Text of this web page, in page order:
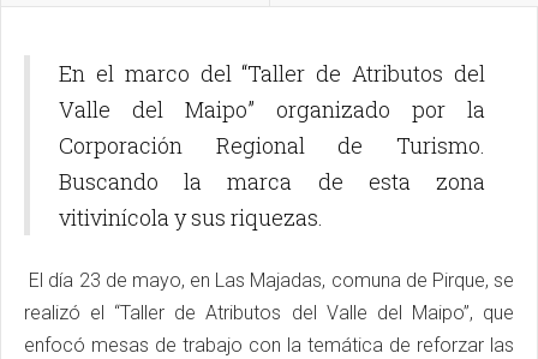
En el marco del “Taller de Atributos del
Valle del Maipo” organizado por la
Corporación Regional de Turismo.
Buscando la marca de esta zona
vitivinícola y sus riquezas.
El día 23 de mayo, en Las Majadas, comuna de Pirque, se
realizó el “Taller de Atributos del Valle del Maipo”, que
enfocó mesas de trabajo con la temática de reforzar las